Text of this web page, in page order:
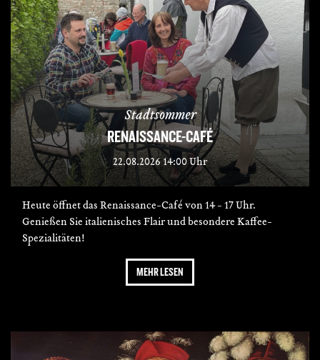
Stadtsommer
RENAISSANCE-CAFÉ
22.08.2026 14:00 Uhr
Heute öffnet das Renaissance-Café von 14 - 17 Uhr.
Genießen Sie italienisches Flair und besondere Kaffee-
Spezialitäten!
MEHR LESEN